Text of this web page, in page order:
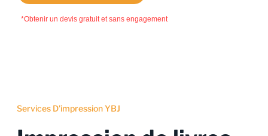
*Obtenir un devis gratuit et sans engagement
Services D'impression YBJ